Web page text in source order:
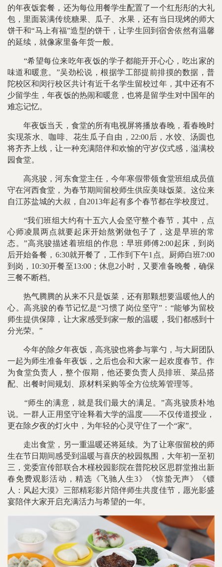
的年夜饭套餐，还为每位用餐学生配置了一个红彤彤的大礼
包，里面装满传统糖果、瓜子、水果，还有当日现烤的师大
饼干和“马上有福”造型的饼干，让学生回到宿舍依然有温馨
的延续，就像家里备年货一般。
“希望每位来吃年夜饭的学子都能开开心心，吃出家的
味道和暖意。”吴劲松说，根据学工部提前排摸的数据，普
陀校区和闵行校区共计有近千名学生留校过年，其中还有不
少留学生，年夜饭的热闹和暖意，也将是留学生对中国年的
难忘记忆。
年夜饭当天，食堂的所有电视屏将播放春晚，看春晚时
实现茶水、咖啡、花生瓜子自由，22:00后，水饺、汤圆也
将齐齐上线，让一种充满陪伴和欢愉的守岁仪式感，溢满校
园食堂。
高兆骏，河东食堂主任，今年寒假带领食堂班组成员值
守在河西食堂，为春节期间留校师生供应美味饭菜。这位来
自江苏盐城的大叔，自2013年起有多个春节都在学校度过。
“我们班组大约有十五六人会坚守整个春节，其中，点
心师凌晨两点就要起床开始熬粥做包子了，这是早班的常
态。”高兆骏描述着班组的作息：早班师傅2:00起床，到岗
后开始备餐，6:30就开餐了，工作到下午1点。厨师白班7:00
到岗，10:30开餐至13:00；休息2小时，又要准备晚餐，确保
三餐不断档。
热气腾腾的从来不只是饭菜，还有那颗想要温暖他人的
心。高兆骏的春节记忆是“习惯了岗位坚守”：“能够为留校
师生提供保障，让大家感受到家一般的温暖，我们都感到十
分光荣。”
今年的除夕年夜饭，高兆骏也将参与掌勺，与大厨团队
一起为师生准备年夜饭，之后也会和大家一起欢度春节。作
为食堂负责人，整个假期，他还要负责人员排班、菜品搭
配、出餐时间规划、原材料采购等全方位统筹管理等。
“师生的满意，就是我们最大的满足。”高兆骏质朴地
说。一群人正用坚守诠释着大学的温度——不仅传道授业，
更在除夕夜的灯火中，为年轻的心灵守住了一个“家”。
走出食堂，另一重温暖还将延续。为了让寒假留校的师
生在节日期间感受到温暖与喜庆的校园氛围，大年初一至初
三，党委宣传部联合木槿校园影院在普陀校区思群堂推出新
春免费观影活动，精选《飞驰人生3》《惊蛰无声》《镖
人：风起大漠》三部精彩影片陪伴师生共度佳节，愿光影盛
宴陪伴大家开启充满活力与希望的一年。